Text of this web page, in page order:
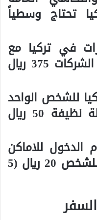
تحتاج وسطياً
في تركيا مع
سائق تتراوح اسعار الشركات 375 ريال
للشخص الواحد
في مطاعم متوسطة نظيفة 50 ريال
للاماكن
السياحية في تركيا للشخص 20 ريال (5